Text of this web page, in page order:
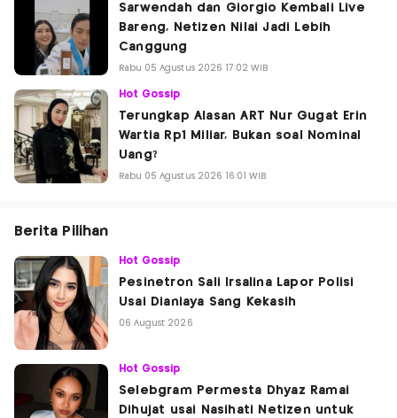
Sarwendah dan Giorgio Kembali Live
Bareng, Netizen Nilai Jadi Lebih
Canggung
Rabu 05 Agustus 2026 17:02 WIB
Hot Gossip
Terungkap Alasan ART Nur Gugat Erin
Wartia Rp1 Miliar, Bukan soal Nominal
Uang?
Rabu 05 Agustus 2026 16:01 WIB
Berita Pilihan
Hot Gossip
Pesinetron Sali Irsalina Lapor Polisi
Usai Dianiaya Sang Kekasih
06 August 2026
Hot Gossip
Selebgram Permesta Dhyaz Ramai
Dihujat usai Nasihati Netizen untuk